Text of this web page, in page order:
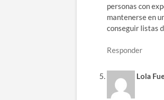
personas con
mantenerse en
conseguir listas
Responder
Lola